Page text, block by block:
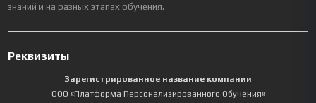
знаний и на разных этапах обучения.
Реквизиты
Зарегистрированное название компании
ООО «Платформа Персонализированного Обучения»